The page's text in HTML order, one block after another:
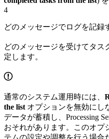
4
どのメッセージでログを記録
どのメッセージを受けてタス
定します。
通常のシステム運用時には、
the listオプションを無効にし
データが蓄積し、Processing
おそれがあります。このオプ